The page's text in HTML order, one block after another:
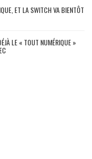
ET LA SWITCH VA BIENTÔT
LE « TOUT NUMÉRIQUE »